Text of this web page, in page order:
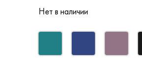
Нет в наличии